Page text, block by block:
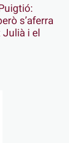
s’aferra
i el